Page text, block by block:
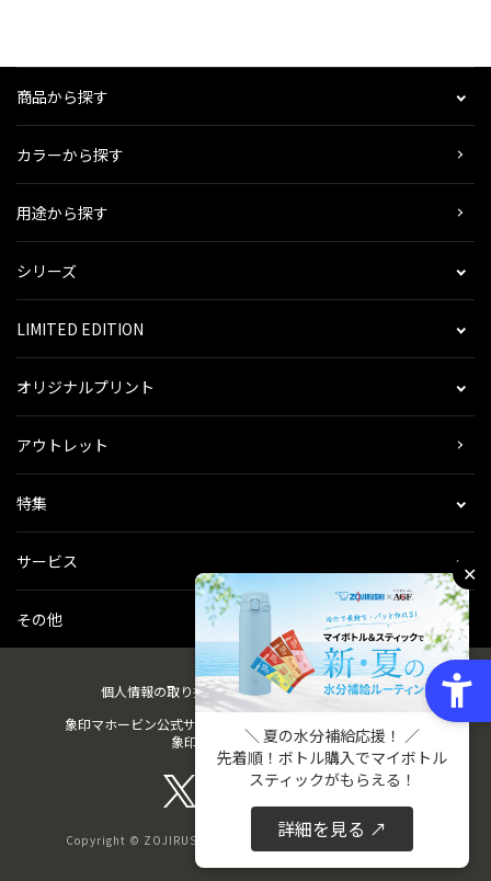
商品から探す
カラーから探す
用途から探す
シリーズ
LIMITED EDITION
オリジナルプリント
アウトレット
特集
サービス
その他
個人情報の取り扱い会社概要ご利用規約会員規約
象印マホービン公式サイト
象印パーツダイレクト
Copyright © ZOJIRUSHI CORPORATION. All Rights Reserved
✕
＼ 夏の水分補給応援！ ／
先着順！ボトル購入でマイボトル
スティックがもらえる！
詳細を見る ↗